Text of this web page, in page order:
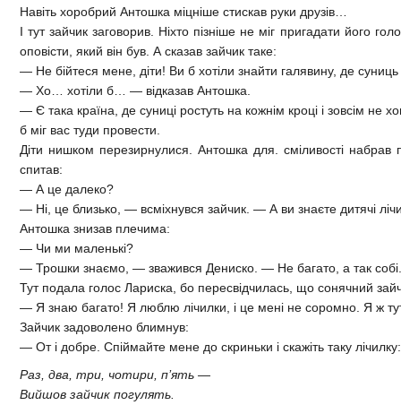
Навіть хоробрий Антошка міцніше стискав руки друзів…
І тут зайчик заговорив. Ніхто пізніше не міг пригадати його
оповісти, який він був. А сказав зайчик таке:
— Не бійтеся мене, діти! Ви б хотіли знайти галявину, де
— Хо… хотіли б… — відказав Антошка.
— Є така країна, де суниці ростуть на кожнім кроці і зовсім не
б міг вас туди провести.
Діти нишком перезирнулися. Антошка для. сміливості набрав
спитав:
— А це далеко?
— Ні, це близько, — всміхнувся зайчик. — А ви знаєте дитячі
Антошка знизав плечима:
— Чи ми маленькі?
— Трошки знаємо, — зважився Дениско. — Не багато, а так собі.
Тут подала голос Лариска, бо пересвідчилась, що сонячний
— Я знаю багато! Я люблю лічилки, і це мені не соромно. Я ж
Зайчик задоволено блимнув:
— От і добре. Спіймайте мене до скриньки і скажіть таку лічилку:
Раз, два, три, чотири, п’ять —
Вийшов зайчик погулять.